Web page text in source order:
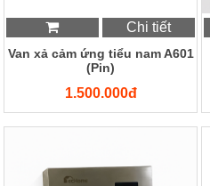
Chi tiết
Van xả cảm ứng tiểu nam A601
(Pin)
1.500.000đ